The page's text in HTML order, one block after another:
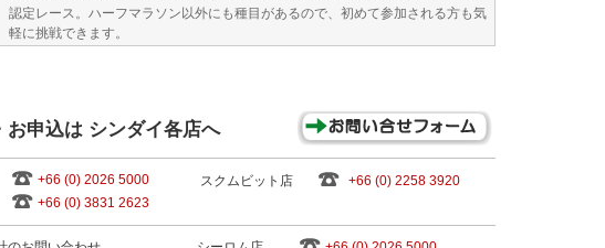
認定レース。ハーフマラソン以外にも種目があるので、初めて参加される方も気
軽に挑戦できます。
お申込は シンダイ各店へ
+66 (0) 2026 5000
+66 (0) 3831 2623
スクムビット店 +66 (0) 2258 3920